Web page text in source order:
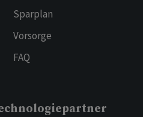
Sparplan
Vorsorge
FAQ